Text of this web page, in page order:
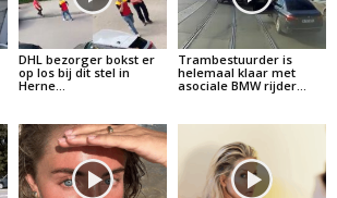
DHL bezorger bokst er
op los bij dit stel in
Herne…
Trambestuurder is
helemaal klaar met
asociale BMW rijder…